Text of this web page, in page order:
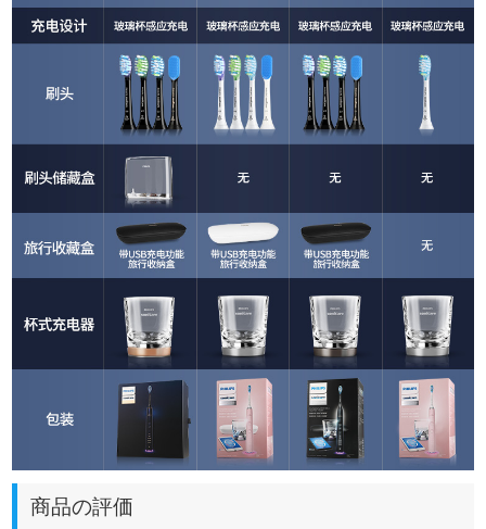
商品の評価